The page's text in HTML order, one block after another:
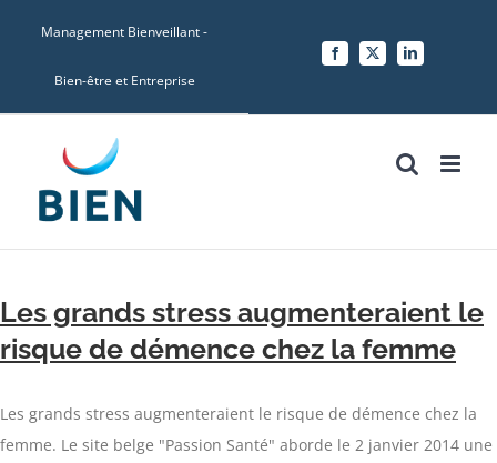
Management Bienveillant -
Bien-être et Entreprise
Facebook
X LinkedIn
Les grands stress augmenteraient le
risque de démence chez la femme
Les grands stress augmenteraient le risque de démence chez la
femme. Le site belge "Passion Santé" aborde le 2 janvier 2014 une